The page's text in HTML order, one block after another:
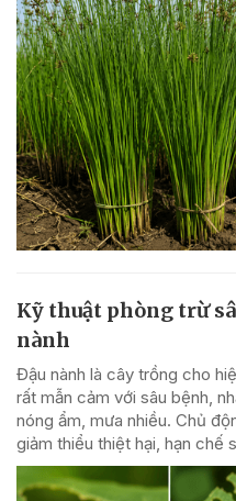
Kỹ thuật phòng trừ
nành
Đậu nành là cây trồng cho
rất mẫn cảm với sâu bệnh,
nóng ẩm, mưa nhiều. Chủ
giảm thiểu thiệt hại, hạn chế